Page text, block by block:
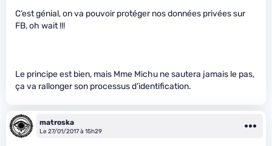
C’est génial, on va pouvoir protéger nos données privées sur
FB, oh wait !!!
Le principe est bien, mais Mme Michu ne sautera jamais le pas,
ça va rallonger son processus d’identification.
matroska
Le 27/01/2017 à 15h29